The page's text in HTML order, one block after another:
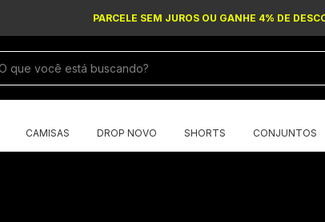
PARCELE SEM JUROS OU GANHE 4% DE
CAMISAS DROP NOVO SHORTS CONJUNTOS